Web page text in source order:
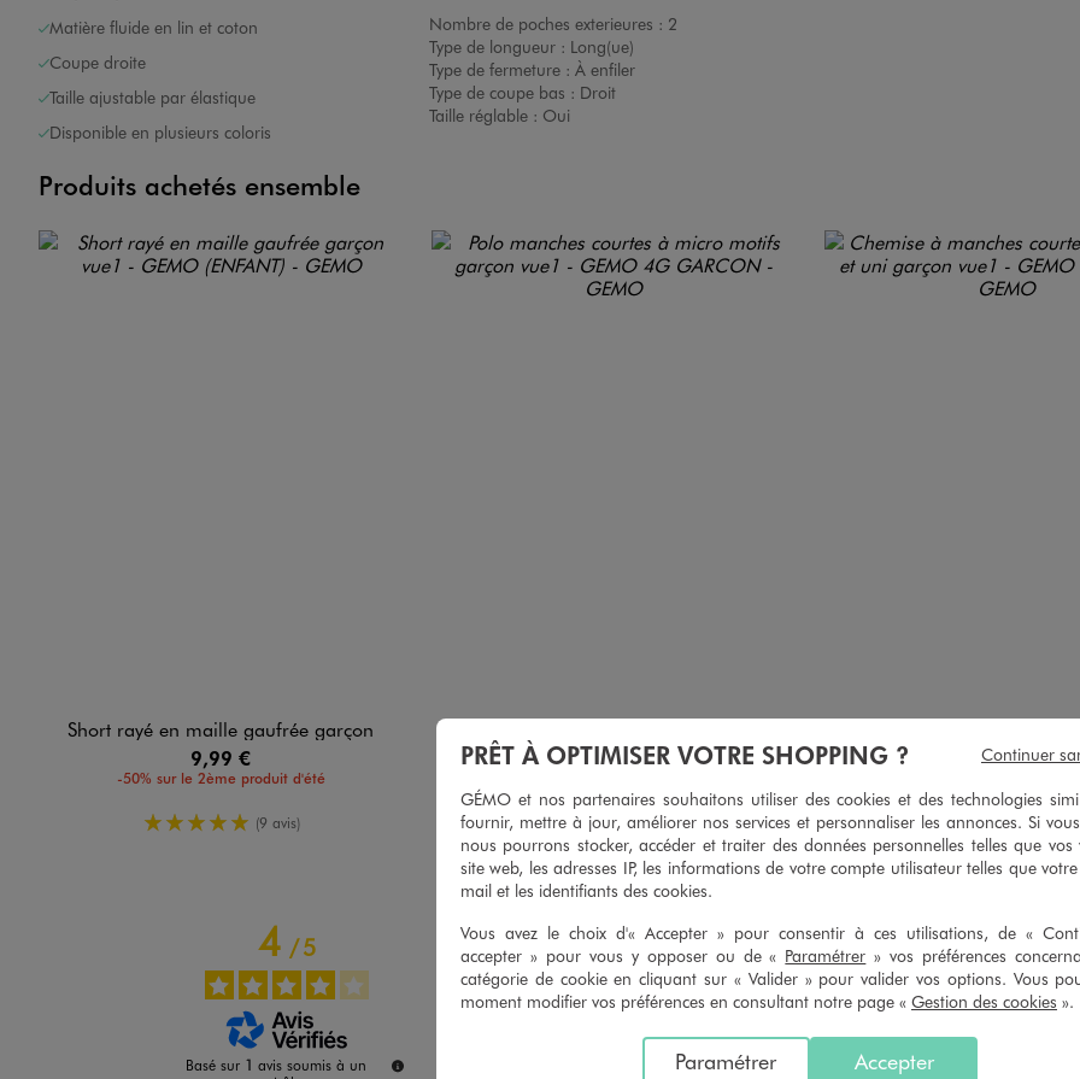
Matière fluide en lin et coton
Coupe droite
Taille ajustable par élastique
Disponible en plusieurs coloris
Nombre de poches exterieures : 2
Type de longueur : Long(ue)
Type de fermeture : À enfiler
Type de coupe bas : Droit
Taille réglable : Oui
Produits achetés ensemble
Short rayé en maille gaufrée garçon
9,99 €
-50% sur le 2ème produit d'été
5/5 de moyenne
(9 avis)
8,99 €
5/5 de moyenne
(25 avis)
9,99 €
4.5/5 de(12
4/5
Basé sur 1 avis soumis à un
4/5
Avis vérifié et récompensé
Taille tres bien et a un avantage on peut le régler à la taille grâce
Avis du10/07/2026 , suite à une expérience du27/06/2026
PRÊT À OPTIMISER VOTRE SHOPPING ?
GÉMO et nos partenaires souhaitons utiliser des cookies et des technologies
fournir, mettre à jour, améliorer nos services et personnaliser les annonces. Si
nous pourrons stocker, accéder et traiter des données personnelles telles que vos
site web, les adresses IP, les informations de votre compte utilisateur telles que
mail et les identifiants des cookies.
Vous avez le choix d'« Accepter » pour consentir à ces utilisations, de «
accepter » pour vous y opposer ou de « Paramétrer » vos préférences
catégorie de cookie en cliquant sur « Valider » pour valider vos options. Vous
moment modifier vos préférences en consultant notre page « Gestion des cookies ».
Accepter
Paramétrer
Continuer